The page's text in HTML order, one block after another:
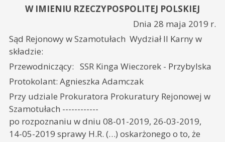
W IMIENIU RZECZYPOSPOLITEJ POLSKIEJ
Dnia 28 maja 2019 r.
Sąd Rejonowy w Szamotułach Wydział II Karny w
składzie:
Przewodniczący: SSR Kinga Wieczorek - Przybylska
Protokolant: Agnieszka Adamczak
Przy udziale Prokuratora Prokuratury Rejonowej w
Szamotułach ------------
po rozpoznaniu w dniu 08-01-2019, 26-03-2019,
14-05-2019 sprawy H.R. (…) oskarżonego o to, że